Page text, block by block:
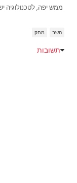
ממש יפה, לטכנולוגיה
השב מחק
תשובות